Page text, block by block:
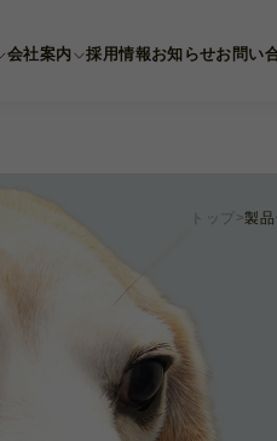
会社案内 採用情報お知らせお問い
トップ 製